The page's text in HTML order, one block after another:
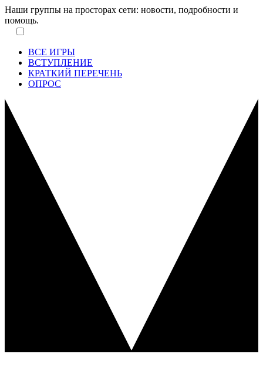
Наши группы на просторах сети: новости, подробности и
помощь.
ВСЕ ИГРЫ
ВСТУПЛЕНИЕ
КРАТКИЙ ПЕРЕЧЕНЬ
ОПРОС